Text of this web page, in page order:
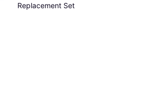
Replacement Set